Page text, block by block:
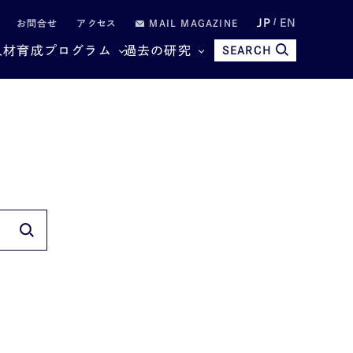
お問合せ アクセス MAIL MAGAZINE JP EN
材育成プログラム 過去の研究 SEARCH